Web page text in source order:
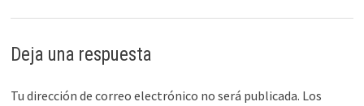
Deja una respuesta
Tu dirección de correo electrónico no será publicada. Los